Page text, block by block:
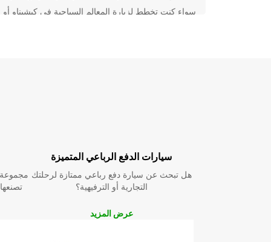
سواء كنت تخطط لزيارة المعالم السياحية في كيشيناو أو
مجموعة
سيارات الدفع الرباعي المتميزة
هل تبحث عن سيارة دفع رباعي ممتازة لرحلتك
التجارية أو الترفيهية؟
عرض المزيد